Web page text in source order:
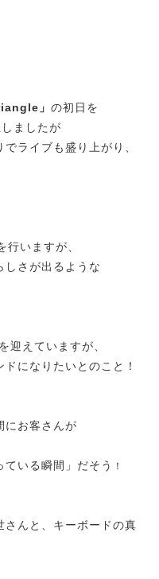
」 の初日を
ましたが
ライブも盛り上がり、
行いますが、
しさが出るような
迎えていますが、
になりたいとのこと！
にお客さんが
いる瞬間」だそう
！
さんと、キーボードの真